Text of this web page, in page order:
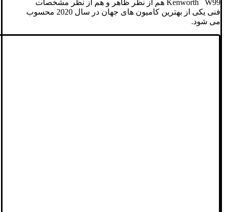
Kenworth W99 هم از نظر ظاهر و هم از نظر مشخصات
فنی یکی از بهترین کامیون های جهان در سال 2020 محسوب
می شود.